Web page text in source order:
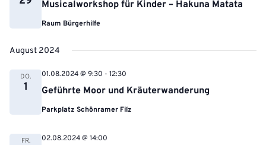
Musicalworkshop für Kinder – Hakuna Matata
Raum Bürgerhilfe
August 2024
DO.
1 Geführte Moor und Kräuterwanderung
01.08.2024 @ 9:30 - 12:30
Parkplatz Schönramer Filz
FR. 02.08.2024 @ 14:00